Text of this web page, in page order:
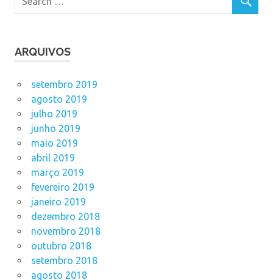
ARQUIVOS
setembro 2019
agosto 2019
julho 2019
junho 2019
maio 2019
abril 2019
março 2019
fevereiro 2019
janeiro 2019
dezembro 2018
novembro 2018
outubro 2018
setembro 2018
agosto 2018